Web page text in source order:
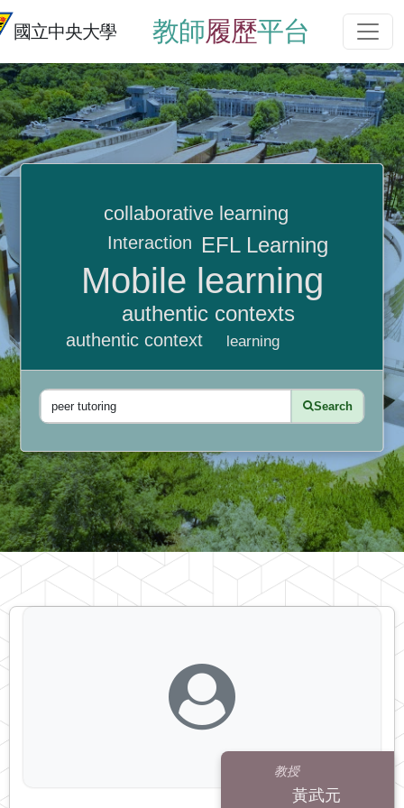
國立中央大學 教師履歷平台
Mobile learning
authentic contexts
EFL Learning
collaborative learning
authentic context
Interaction
learning
Search
教授
黃武元